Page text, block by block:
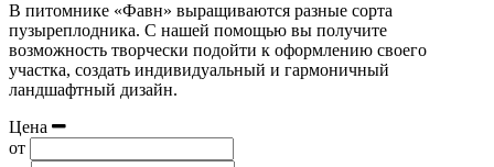
В питомнике «Фавн» выращиваются разные сорта
пузыреплодника. С нашей помощью вы получите
возможность творчески подойти к оформлению своего
участка, создать индивидуальный и гармоничный
ландшафтный дизайн.
Цена
от